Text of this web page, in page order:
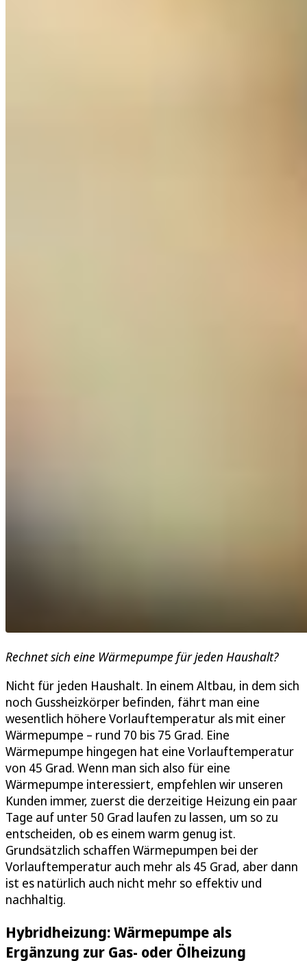
Rechnet sich eine Wärmepumpe für jeden Haushalt?
Nicht für jeden Haushalt. In einem Altbau, in dem sich
noch Gussheizkörper befinden, fährt man eine
wesentlich höhere Vorlauftemperatur als mit einer
Wärmepumpe – rund 70 bis 75 Grad. Eine
Wärmepumpe hingegen hat eine Vorlauftemperatur
von 45 Grad. Wenn man sich also für eine
Wärmepumpe interessiert, empfehlen wir unseren
Kunden immer, zuerst die derzeitige Heizung ein paar
Tage auf unter 50 Grad laufen zu lassen, um so zu
entscheiden, ob es einem warm genug ist.
Grundsätzlich schaffen Wärmepumpen bei der
Vorlauftemperatur auch mehr als 45 Grad, aber dann
ist es natürlich auch nicht mehr so effektiv und
nachhaltig.
Hybridheizung: Wärmepumpe als
Ergänzung zur Gas- oder Ölheizung